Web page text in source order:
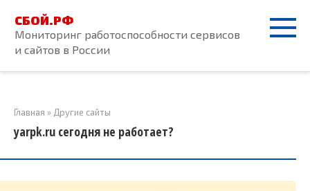
контенту
СБОЙ.РФ
Мониторинг работоспособности сервисов
и сайтов в России
Главная » Другие сайты
yarpk.ru сегодня не работает?